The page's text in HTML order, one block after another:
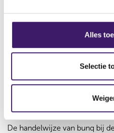
Alles
Selectie
hadden. Bunq heeft de
grotendeels gecompenseerd.
laat wel zien dat bunq
klanten heeft gehandeld.
Verlaging boete
vereenvoudigde
De handelwijze van bunq bij